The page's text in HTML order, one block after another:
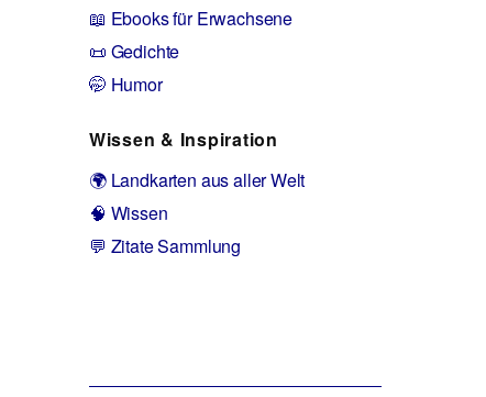
📖 Ebooks für Erwachsene
📜 Gedichte
🤭 Humor
Wissen & Inspiration
🌍 Landkarten aus aller Welt
🧠 Wissen
💬 Zitate Sammlung